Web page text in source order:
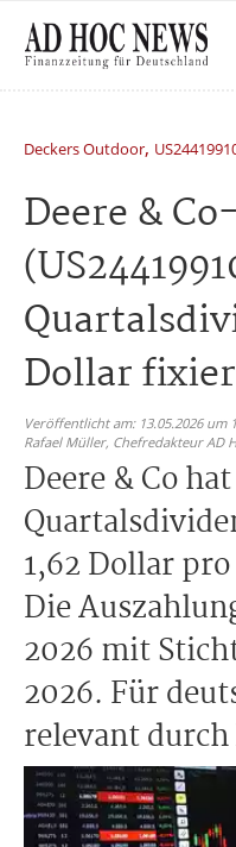
Deckers Outdoor,
Deere &
Dollar
Veröffentlicht am: 13.05.2026
Rafael Müller, Chefredakteur AD
Deere & Co
1,62 Dollar
Die
2026 mit
2026. Für
relevant